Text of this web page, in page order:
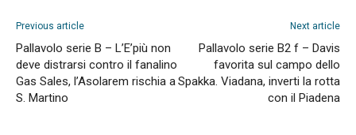
Previous article
Pallavolo serie B – L’E’più non
deve distrarsi contro il fanalino
Gas Sales, l’Asolarem rischia a
S. Martino
Next article
Pallavolo serie B2 f – Davis
favorita sul campo dello
Spakka. Viadana, inverti la rotta
con il Piadena